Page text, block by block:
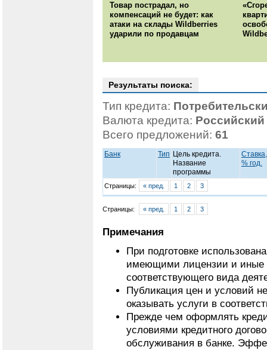
Товар пострадал, но
компенсаций не будет: как
атаки на склады Wildberries
ударили по продавцам
Результаты поиска:
Тип кредита:
Валюта кредита:
Всего предложений: 61
Банк Тип Цель кредита.
Название
программы
Ставка,
% год.
Страницы: « пред. 1 2 3
Страницы: « пред. 1 2 3
Примечания
При подготовке
имеющими лицензии и иные
соответствующего вида
Публикация цен и условий
оказывать услуги в
Прежде чем оформлять
условиями кредитного
обслуживания в банке.